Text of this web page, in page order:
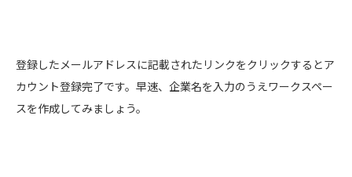
登録したメールアドレスに記載されたリンクをクリックするとア
カウント登録完了です。早速、企業名を入力のうえワークスペー
スを作成してみましょう。